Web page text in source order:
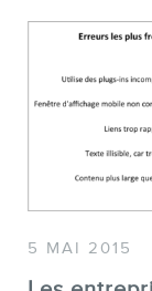
5 MAI 2015